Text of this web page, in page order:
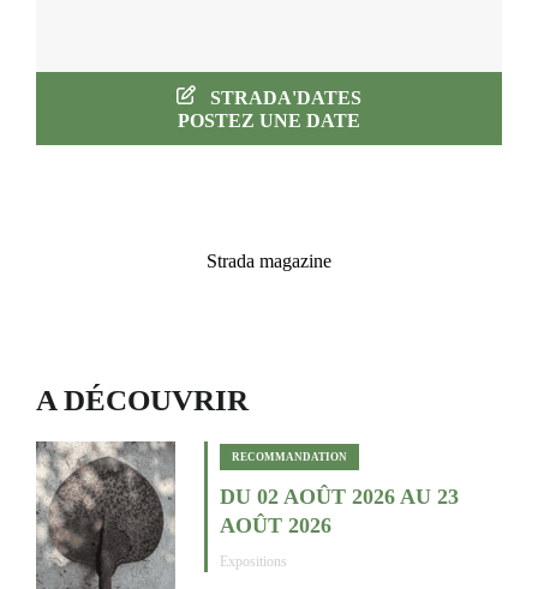
STRADA'DATES
POSTEZ UNE DATE
Strada magazine
A DÉCOUVRIR
RECOMMANDATION
DU 02 AOÛT 2026 AU 23
AOÛT 2026
Expositions